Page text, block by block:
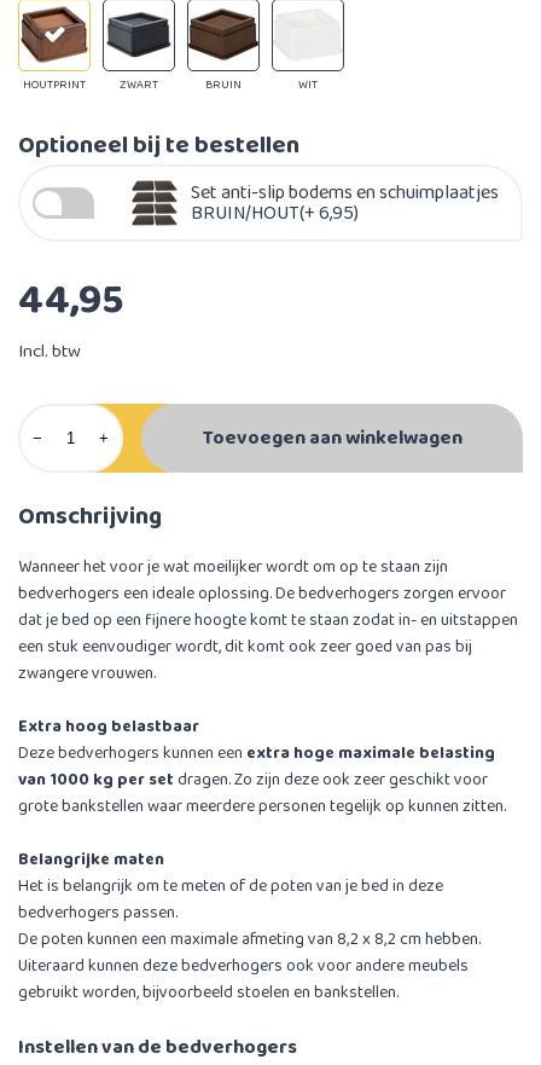
ZWART
HOUTPRINT BRUIN WIT
Optioneel bij te bestellen
Set anti-slip bodems en schuimplaatjes
BRUIN/HOUT(+ 6,95)
44,95
Incl. btw
− + Toevoegen aan winkelwagen
Omschrijving
Wanneer het voor je wat moeilijker wordt om op te staan zijn
bedverhogers een ideale oplossing. De bedverhogers zorgen ervoor
dat je bed op een fijnere hoogte komt te staan zodat in- en uitstappen
een stuk eenvoudiger wordt, dit komt ook zeer goed van pas bij
zwangere vrouwen.
Extra hoog belastbaar
Deze bedverhogers kunnen een extra hoge maximale belasting
van 1000 kg per setdragen. Zo zijn deze ook zeer geschikt voor
grote bankstellen waar meerdere personen tegelijk op kunnen zitten.
Belangrijke maten
Het is belangrijk om te meten of de poten van je bed in deze
bedverhogers passen.
De poten kunnen een maximale afmeting van 8,2 x 8,2 cm hebben.
Uiteraard kunnen deze bedverhogers ook voor andere meubels
gebruikt worden, bijvoorbeeld stoelen en bankstellen.
Instellen van de bedverhogers